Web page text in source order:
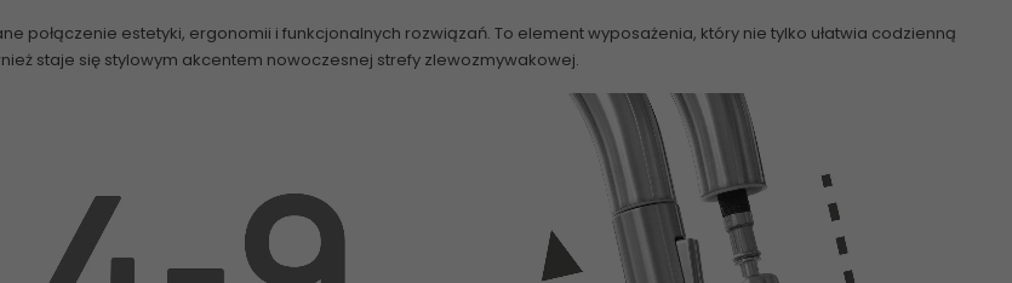
połączenie estetyki, ergonomii i funkcjonalnych rozwiązań. To element wyposażenia, który nie tylko ułatwia codzienną
staje się stylowym akcentem nowoczesnej strefy zlewozmywakowej.